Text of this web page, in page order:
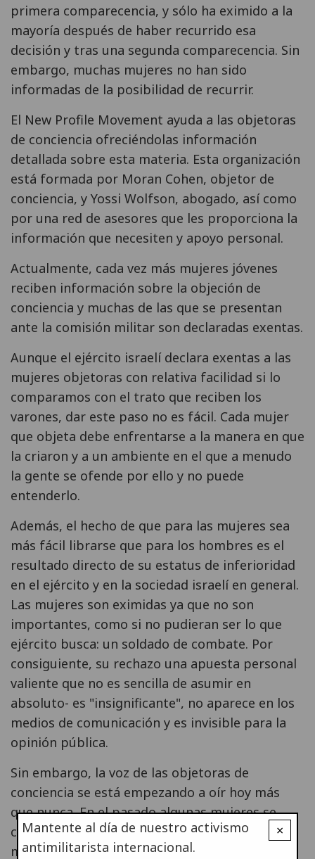
primera comparecencia, y sólo ha eximido a la
mayoría después de haber recurrido esa
decisión y tras una segunda comparecencia. Sin
embargo, muchas mujeres no han sido
informadas de la posibilidad de recurrir.
El New Profile Movement ayuda a las objetoras
de conciencia ofreciéndolas información
detallada sobre esta materia. Esta organización
está formada por Moran Cohen, objetor de
conciencia, y Yossi Wolfson, abogado, así como
por una red de asesores que les proporciona la
información que necesiten y apoyo personal.
Actualmente, cada vez más mujeres jóvenes
reciben información sobre la objeción de
conciencia y muchas de las que se presentan
ante la comisión militar son declaradas exentas.
Aunque el ejército israelí declara exentas a las
mujeres objetoras con relativa facilidad si lo
comparamos con el trato que reciben los
varones, dar este paso no es fácil. Cada mujer
que objeta debe enfrentarse a la manera en que
la criaron y a un ambiente en el que a menudo
la gente se ofende por ello y no puede
entenderlo.
Además, el hecho de que para las mujeres sea
más fácil librarse que para los hombres es el
resultado directo de su estatus de inferioridad
en el ejército y en la sociedad israelí en general.
Las mujeres son eximidas ya que no son
importantes, como si no pudieran ser lo que
ejército busca: un soldado de combate. Por
consiguiente, su rechazo una apuesta personal
valiente que no es sencilla de asumir en
absoluto- es "insignificante", no aparece en los
medios de comunicación y es invisible para la
opinión pública.
Sin embargo, la voz de las objetoras de
conciencia se está empezando a oír hoy más
que nunca. En el pasado algunas mujeres se
casaban a los dieciocho para evitar el servicio
militar (en Israel las mujeres casadas están
×
Mantente al día de nuestro activismo
antimilitarista internacional.